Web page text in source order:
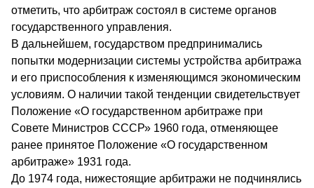
отметить, что арбитраж состоял в системе органов
государственного управления.
В дальнейшем, государством предпринимались
попытки модернизации системы устройства арбитража
и его приспособления к изменяющимся экономическим
условиям. О наличии такой тенденции свидетельствует
Положение «О государственном арбитраже при
Совете Министров СССР» 1960 года, отменяющее
ранее принятое Положение «О государственном
арбитраже» 1931 года.
До 1974 года, нижестоящие арбитражи не подчинялись